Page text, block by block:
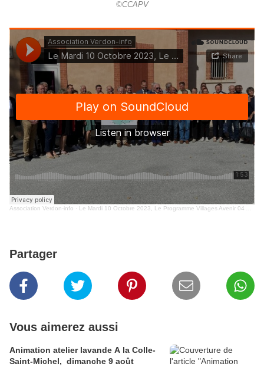
©CCAPV
Association Verdon-info · Le Mardi 10 Octobre 2023, Le Programme Villages Avenir 04 A Été Lancé À Barrême
Partager
Vous aimerez aussi
Animation atelier lavande A la Colle-
Saint-Michel, dimanche 9 août